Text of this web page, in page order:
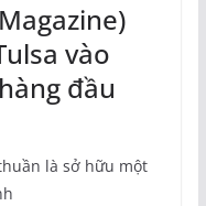
vào
đầu
là sở hữu một